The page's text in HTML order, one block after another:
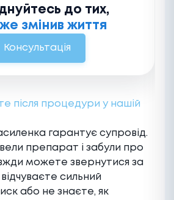
до тих,
змінив життя
Консультація
після процедури у нашій
гарантує супровід.
препарат і забули про
можете звернутися за
сильний
або не знаєте, як